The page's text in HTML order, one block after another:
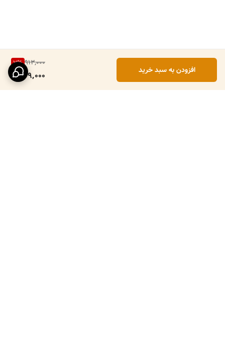
913,000
7%
849,000 افزودن به سبد خرید